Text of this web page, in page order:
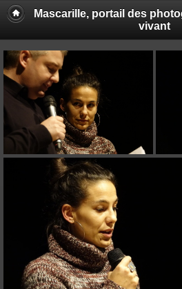
Mascarille, portail des
vivant